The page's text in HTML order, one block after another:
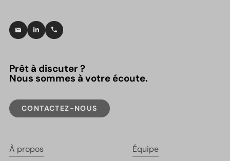
Prêt à discuter ?
Nous sommes à votre écoute.
CONTACTEZ-NOUS
À propos Équipe